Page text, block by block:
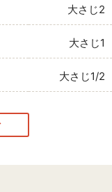
大さじ2
大さじ1
大さじ1/2